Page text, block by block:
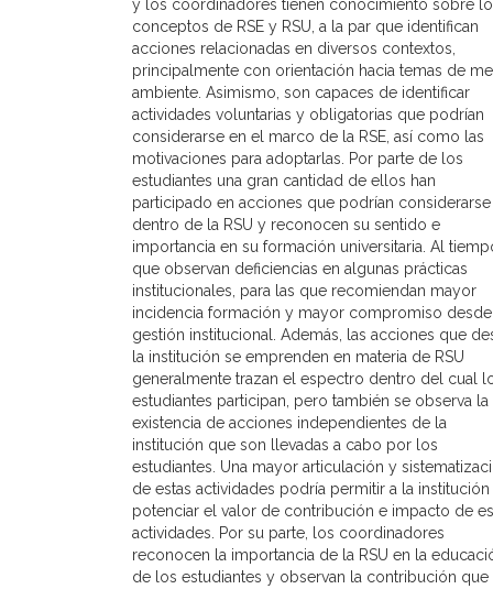
y los coordinadores tienen conocimiento sobre
conceptos de RSE y RSU, a la par que identifican
acciones relacionadas en diversos contextos,
principalmente con orientación hacia temas de
ambiente. Asimismo, son capaces de identificar
actividades voluntarias y obligatorias que podrían
considerarse en el marco de la RSE, así como las
motivaciones para adoptarlas. Por parte de los
estudiantes una gran cantidad de ellos han
participado en acciones que podrían considerarse
dentro de la RSU y reconocen su sentido e
importancia en su formación universitaria. Al
que observan deficiencias en algunas prácticas
institucionales, para las que recomiendan mayor
incidencia formación y mayor compromiso
gestión institucional. Además, las acciones que
la institución se emprenden en materia de RSU
generalmente trazan el espectro dentro del cual
estudiantes participan, pero también se observa la
existencia de acciones independientes de la
institución que son llevadas a cabo por los
estudiantes. Una mayor articulación y
de estas actividades podría permitir a la institución
potenciar el valor de contribución e impacto de
actividades. Por su parte, los coordinadores
reconocen la importancia de la RSU en la
de los estudiantes y observan la contribución que